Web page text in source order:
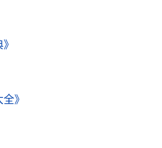
》